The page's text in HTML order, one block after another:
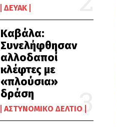
ΔΕΥΑΚ
Καβάλα:
Συνελήφθησαν
αλλοδαποί
κλέφτες με
«πλούσια»
δράση
ΑΣΤΥΝΟΜΙΚΌ ΔΕΛΤΊΟ